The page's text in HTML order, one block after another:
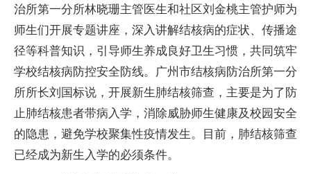
治所第一分所林晓珊主管医生和社区刘金桃主管护师为
师生们开展专题讲座，深入讲解结核病的症状、传播途
径等科普知识，引导师生养成良好卫生习惯，共同筑牢
学校结核病防控安全防线。广州市结核病防治所第一分
所所长刘国标说，开展新生肺结核筛查，主要是为了防
止肺结核患者带病入学，消除威胁师生健康及校园安全
的隐患，避免学校聚集性疫情发生。目前，肺结核筛查
已经成为新生入学的必须条件。